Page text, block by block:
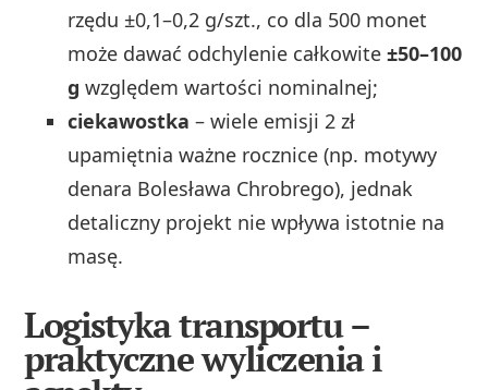
rzędu ±0,1–0,2 g/szt., co dla 500 monet
może dawać odchylenie całkowite±50–100
g względem wartości nominalnej;
ciekawostka – wiele emisji 2 zł
upamiętnia ważne rocznice (np. motywy
denara Bolesława Chrobrego), jednak
detaliczny projekt nie wpływa istotnie na
masę.
Logistyka transportu –
praktyczne wyliczenia i